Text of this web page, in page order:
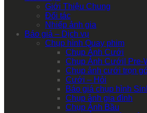
Giới Thiệu Chung
Đối tác
Nhiếp ảnh gia
Báo giá – Dịch vụ
Chụp hình Quay phim
Chụp Ảnh Cưới
Chụp Ảnh Cưới| Pre-
Chụp ảnh cưới trọn
Cưới – Hỏi
Báo giá chụp hình
Chụp ảnh gia đình
Chụp Ảnh Bầu